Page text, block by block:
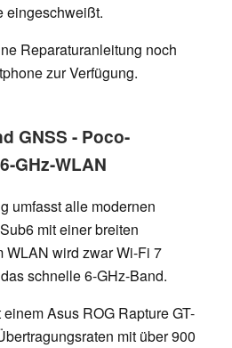
eingeschweißt.
Reparaturanleitung noch
zur Verfügung.
GNSS - Poco-
GHz-WLAN
umfasst alle modernen
mit einer breiten
WLAN wird zwar Wi-Fi 7
schnelle 6-GHz-Band.
Asus ROG Rapture GT-
mit über 900